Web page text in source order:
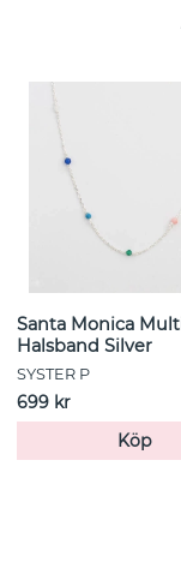
Santa Monica
Halsband Silver
SYSTER P
699 kr
Köp